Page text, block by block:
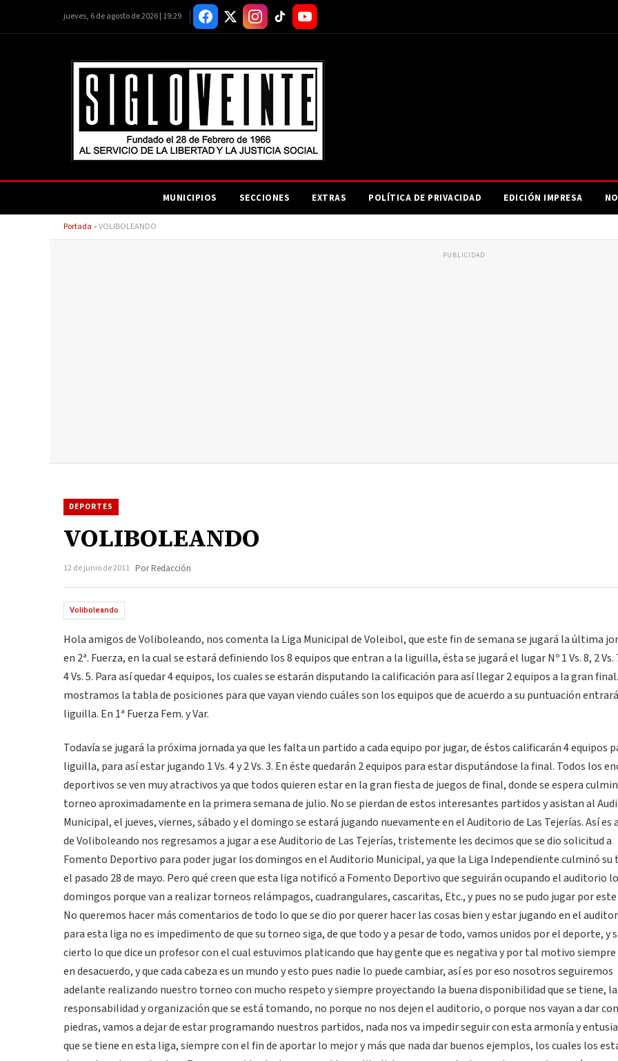
jueves, 6 de agosto de 2026 | 19:29
MUNICIPIOS SECCIONES EXTRAS POLÍTICA DE PRIVACIDAD EDICIÓN IMPRESA
Portada »VOLIBOLEANDO
PUBLICIDAD
DEPORTES
VOLIBOLEANDO
12 de junio de 2011 Por Redacción
Voliboleando
Hola amigos de Voliboleando, nos comenta la Liga Municipal de Voleibol, que este fin de semana se jugará la última
en 2ª. Fuerza, en la cual se estará definiendo los 8 equipos que entran a la liguilla, ésta se jugará el lugar Nº 1 Vs. 8, 2 Vs.
4 Vs. 5. Para así quedar 4 equipos, los cuales se estarán disputando la calificación para así llegar 2 equipos a la gran
mostramos la tabla de posiciones para que vayan viendo cuáles son los equipos que de acuerdo a su puntuación
liguilla. En 1ª Fuerza Fem. y Var.
Todavía se jugará la próxima jornada ya que les falta un partido a cada equipo por jugar, de éstos calificarán 4 equipos
liguilla, para así estar jugando 1 Vs. 4 y 2 Vs. 3. En éste quedarán 2 equipos para estar disputándose la final. Todos los
deportivos se ven muy atractivos ya que todos quieren estar en la gran fiesta de juegos de final, donde se espera
torneo aproximadamente en la primera semana de julio. No se pierdan de estos interesantes partidos y asistan al
Municipal, el jueves, viernes, sábado y el domingo se estará jugando nuevamente en el Auditorio de Las Tejerías. Así es
de Voliboleando nos regresamos a jugar a ese Auditorio de Las Tejerías, tristemente les decimos que se dio solicitud a
Fomento Deportivo para poder jugar los domingos en el Auditorio Municipal, ya que la Liga Independiente culminó su
el pasado 28 de mayo. Pero qué creen que esta liga notificó a Fomento Deportivo que seguirán ocupando el auditorio
domingos porque van a realizar torneos relámpagos, cuadrangulares, cascaritas, Etc., y pues no se pudo jugar por
No queremos hacer más comentarios de todo lo que se dio por querer hacer las cosas bien y estar jugando en el
para esta liga no es impedimento de que su torneo siga, de que todo y a pesar de todo, vamos unidos por el deporte, y
cierto lo que dice un profesor con el cual estuvimos platicando que hay gente que es negativa y por tal motivo
en desacuerdo, y que cada cabeza es un mundo y esto pues nadie lo puede cambiar, así es por eso nosotros seguiremos
adelante realizando nuestro torneo con mucho respeto y siempre proyectando la buena disponibilidad que se tiene,
responsabilidad y organización que se está tomando, no porque no nos dejen el auditorio, o porque nos vayan a dar
piedras, vamos a dejar de estar programando nuestros partidos, nada nos va impedir seguir con esta armonía y
que se tiene en esta liga, siempre con el fin de aportar lo mejor y más que nada dar buenos ejemplos, los cuales los